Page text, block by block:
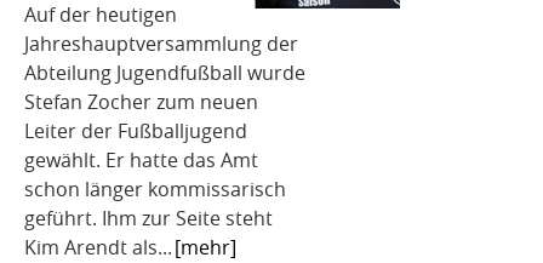
Auf der heutigen
Jahreshauptversammlung der
Abteilung Jugendfußball wurde
Stefan Zocher zum neuen
Leiter der Fußballjugend
gewählt. Er hatte das Amt
schon länger kommissarisch
geführt. Ihm zur Seite steht
Kim Arendt als...[mehr]